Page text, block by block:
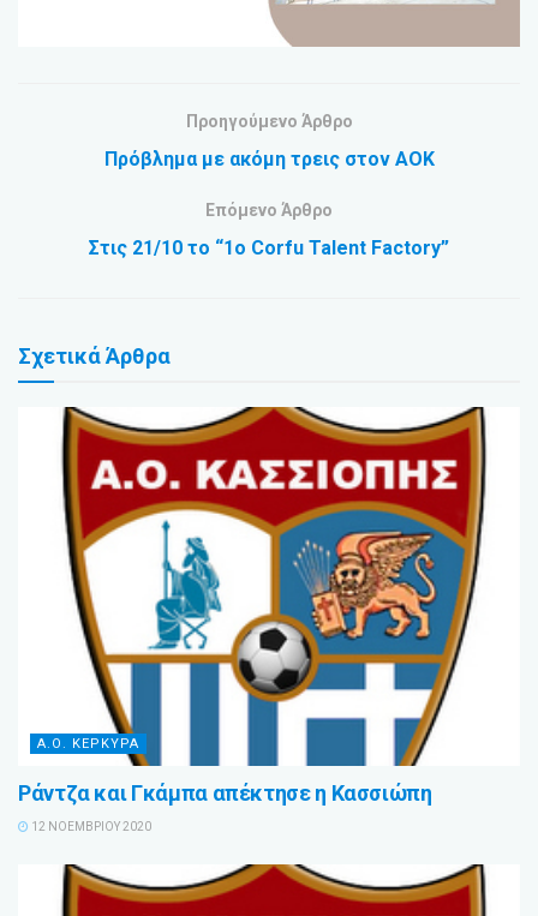
Προηγούμενο Άρθρο
Πρόβλημα με ακόμη τρεις στον ΑΟΚ
Επόμενο Άρθρο
Στις 21/10 το “1ο Corfu Talent Factory”
ΣχετικάΆρθρα
Α.Ο. ΚΕΡΚΥΡΑ
Ράντζα και Γκάμπα απέκτησε η Κασσιώπη
12 ΝΟΕΜΒΡΊΟΥ 2020